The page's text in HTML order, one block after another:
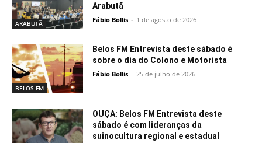
ARABUTÃ
Arabutã
Fábio Bollis - 1 de agosto de 2026
BELOS FM
Belos FM Entrevista deste sábado é
sobre o dia do Colono e Motorista
Fábio Bollis - 25 de julho de 2026
OUÇA: Belos FM Entrevista deste
sábado é com lideranças da
suinocultura regional e estadual